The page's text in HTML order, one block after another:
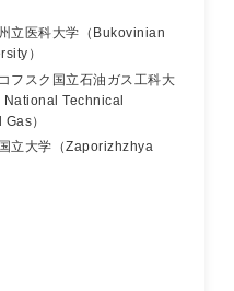
立医科大学（Bukovinian
）
フスク国立石油ガス工科大
Technical
）
立大学（Zaporizhzhya